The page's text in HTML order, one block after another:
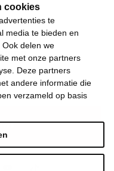
cookies
te
media te bieden en
delen we
met onze partners
Deze partners
andere informatie die
verzameld op basis